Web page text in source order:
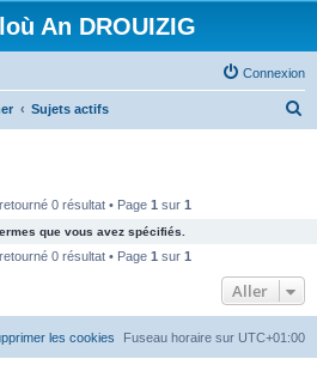
An DROUIZIG
Connexion
Sujets actifs
c
e
0 résultat • Page 1 sur 1
que vous avez spécifiés.
0 résultat • Page 1 sur 1
Aller
Fuseau horaire sur UTC+01:00
les cookies